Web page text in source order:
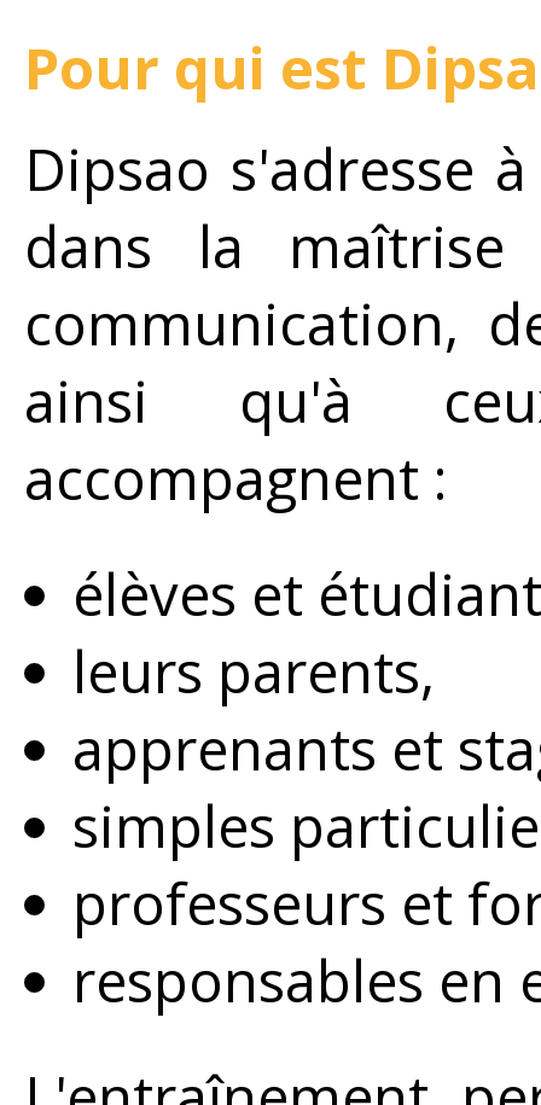
Pour qui est
Dipsao s'adresse
dans la
communication,
ainsi qu'à
accompagnent :
élèves et
leurs parents,
apprenants et
simples
professeurs et
responsables en